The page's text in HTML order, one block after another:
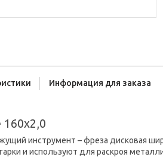
Информация для заказа
инструмент – фреза дисковая
и используют для раскроя